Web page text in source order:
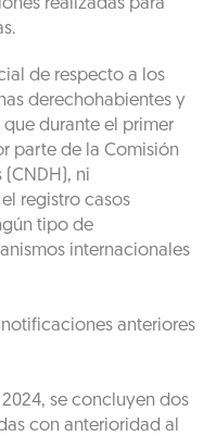
realizadas para
de respecto a los
derechohabientes y
durante el primer
parte de la Comisión
ni
registro casos
tipo de
internacionales
anteriores
se concluyen dos
con anterioridad al